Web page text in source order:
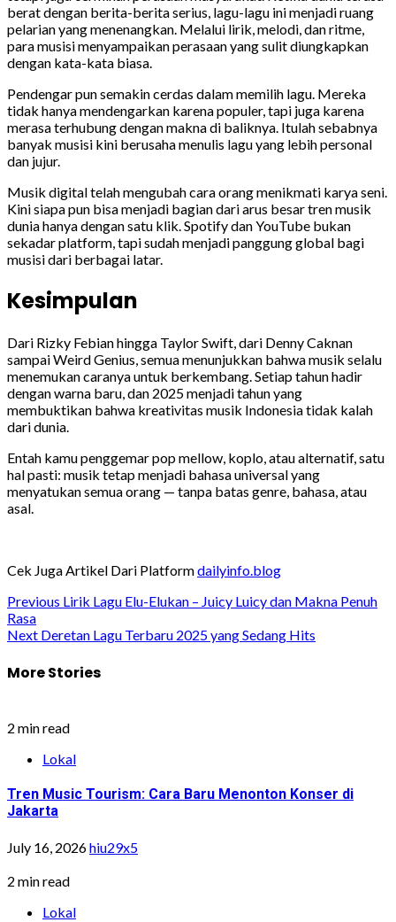
berat dengan berita-berita serius, lagu-lagu ini menjadi ruang
pelarian yang menenangkan. Melalui lirik, melodi, dan ritme,
para musisi menyampaikan perasaan yang sulit diungkapkan
dengan kata-kata biasa.
Pendengar pun semakin cerdas dalam memilih lagu. Mereka
tidak hanya mendengarkan karena populer, tapi juga karena
merasa terhubung dengan makna di baliknya. Itulah sebabnya
banyak musisi kini berusaha menulis lagu yang lebih personal
dan jujur.
Musik digital telah mengubah cara orang menikmati karya seni.
Kini siapa pun bisa menjadi bagian dari arus besar tren musik
dunia hanya dengan satu klik. Spotify dan YouTube bukan
sekadar platform, tapi sudah menjadi panggung global bagi
musisi dari berbagai latar.
Kesimpulan
Dari Rizky Febian hingga Taylor Swift, dari Denny Caknan
sampai Weird Genius, semua menunjukkan bahwa musik selalu
menemukan caranya untuk berkembang. Setiap tahun hadir
dengan warna baru, dan 2025 menjadi tahun yang
membuktikan bahwa kreativitas musik Indonesia tidak kalah
dari dunia.
Entah kamu penggemar pop mellow, koplo, atau alternatif, satu
hal pasti: musik tetap menjadi bahasa universal yang
menyatukan semua orang — tanpa batas genre, bahasa, atau
asal.
Cek Juga Artikel Dari Platformdailyinfo.blog
Post
navigation
Previous Lirik Lagu Elu-Elukan – Juicy Luicy dan Makna Penuh
Rasa
Next Deretan Lagu Terbaru 2025 yang Sedang Hits
More Stories
2 min read
Lokal
Tren Music Tourism: Cara Baru Menonton Konser di
Jakarta
July 16, 2026hiu29x5
2 min read
Lokal